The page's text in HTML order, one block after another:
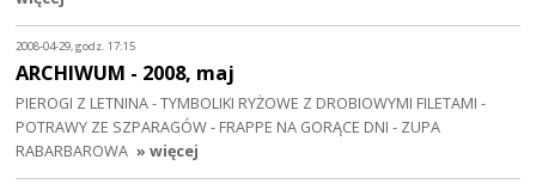
2008-04-29, godz. 17:15
ARCHIWUM - 2008, maj
PIEROGI Z LETNINA - TYMBOLIKI RYŻOWE Z DROBIOWYMI FILETAMI -
POTRAWY ZE SZPARAGÓW - FRAPPE NA GORĄCE DNI - ZUPA
RABARBAROWA » więcej